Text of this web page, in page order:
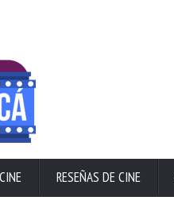
CINE RESEÑAS DE CINE